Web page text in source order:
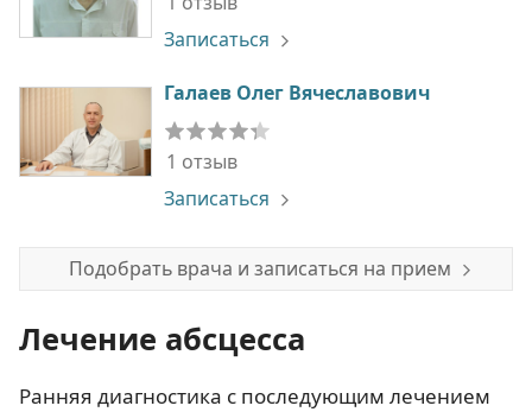
Записаться
Галаев Олег Вячеславович
1 отзыв
Записаться
Подобрать врача и записаться на прием
Лечение абсцесса
Ранняя диагностика с последующим лечением